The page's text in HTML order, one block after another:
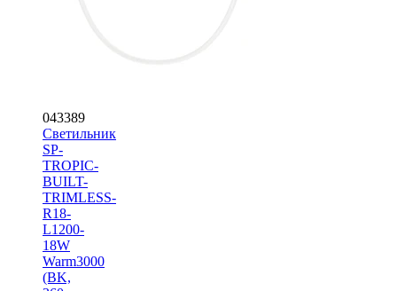
043389
Светильник
SP-
TROPIC-
BUILT-
TRIMLESS-
R18-
L1200-
18W
Warm3000
(BK,